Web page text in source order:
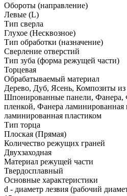
Обороты (направление)
Левые (L)
Тип сверла
Глухое (Несквозное)
Тип обработки (назначение)
Сверление отверстий
Тип зуба (форма режущей части)
Торцевая
Обрабатываемый материал
Дерево, Дуб, Ясень, Композиты
Шпонированные панели, Фанера,
пленкой, Фанера
ламинированная пластиком
Тип торца
Плоская (Прямая)
Количество режущих граней
Двухзаходная
Материал режущей части
Твердосплавный
Основные характеристики
d - диаметр лезвия (рабочий